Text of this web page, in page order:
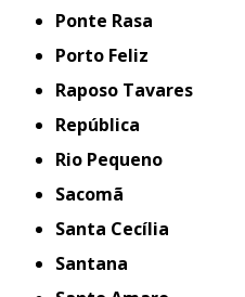
Ponte Rasa
Porto Feliz
Raposo Tavares
República
Rio Pequeno
Sacomã
Santa Cecília
Santana